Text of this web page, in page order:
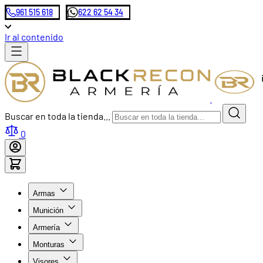
961 515 618 622 62 54 34
Ir al contenido
Buscar en toda la tienda...
0
Armas
Munición
Armería
Monturas